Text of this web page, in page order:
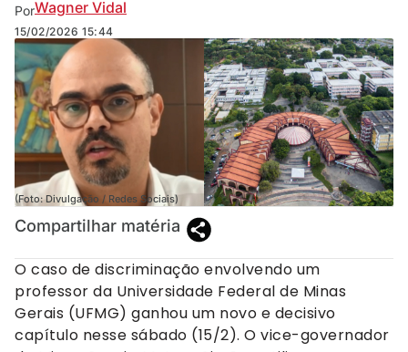
PorWagner Vidal
15/02/2026 15:44
(Foto: Divulgação / Redes Sociais)
Compartilhar matéria
O caso de discriminação envolvendo um
professor da Universidade Federal de Minas
Gerais (UFMG) ganhou um novo e decisivo
capítulo nesse sábado (15/2). O vice-governador